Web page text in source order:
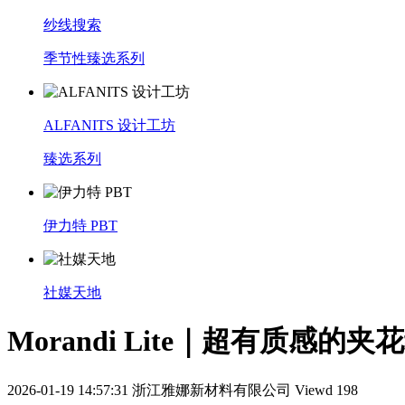
纱线搜索
季节性臻选系列
ALFANITS 设计工坊
臻选系列
伊力特 PBT
社媒天地
Morandi Lite｜超有质感的夹
2026-01-19 14:57:31 浙江雅娜新材料有限公司 Viewd 198